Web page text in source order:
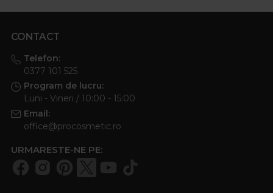
utilizate si acasa. Iti punem la dispozitie o gama
diverse tipuri de par la preturi accesibile.
CONTACT
Telefon:
0377 101 525
Program de lucru:
Luni - Vineri / 10:00 - 15:00
Email:
office@procosmetic.ro
URMARESTE-NE PE: